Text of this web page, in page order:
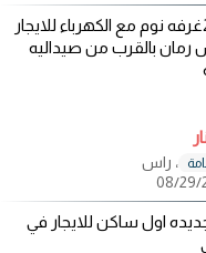
شقه 2غرفه نوم مع الكهرباء للايجار
رمان بالقرب من صيداليه
، راس
اول ساكن للايجار في